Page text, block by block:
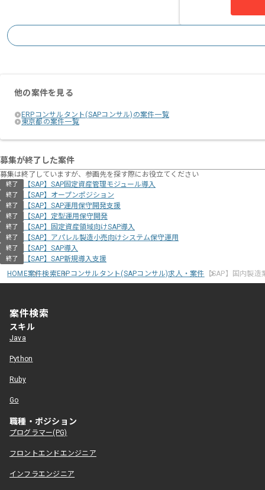
他の案件を見る
ERPコンサルタント(SAPコンサル)の案件一覧
東京都の案件一覧
募集が終了した案件
募集は終了していますが、参画先を探す際にお役立てください
終了 【SAP】SAP固定資産管理モジュール導入
終了 【SAP】オープンポジション
終了 【SAP】SAP運用保守開発支援
終了 【SAP】定型運用保守開発
終了 【SAP】固定資産領域向けSAP導入
終了 【SAP】アパレル製造小売向けシステム保守運用
終了 【SAP】SAP導入
終了
【SAP】SAP新規導入支援
HOME案件検索ERPコンサルタント(SAPコンサル)求人・案件 【SAP】国内製
案件検索
スキル
Java
Python
Ruby
Go
職種・ポジション
プログラマー(PG)
フロントエンドエンジニア
インフラエンジニア